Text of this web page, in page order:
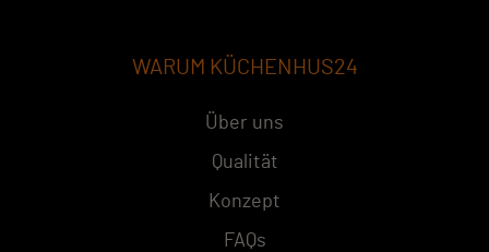
WARUM KÜCHENHUS24
Über uns
Qualität
Konzept
FAQs